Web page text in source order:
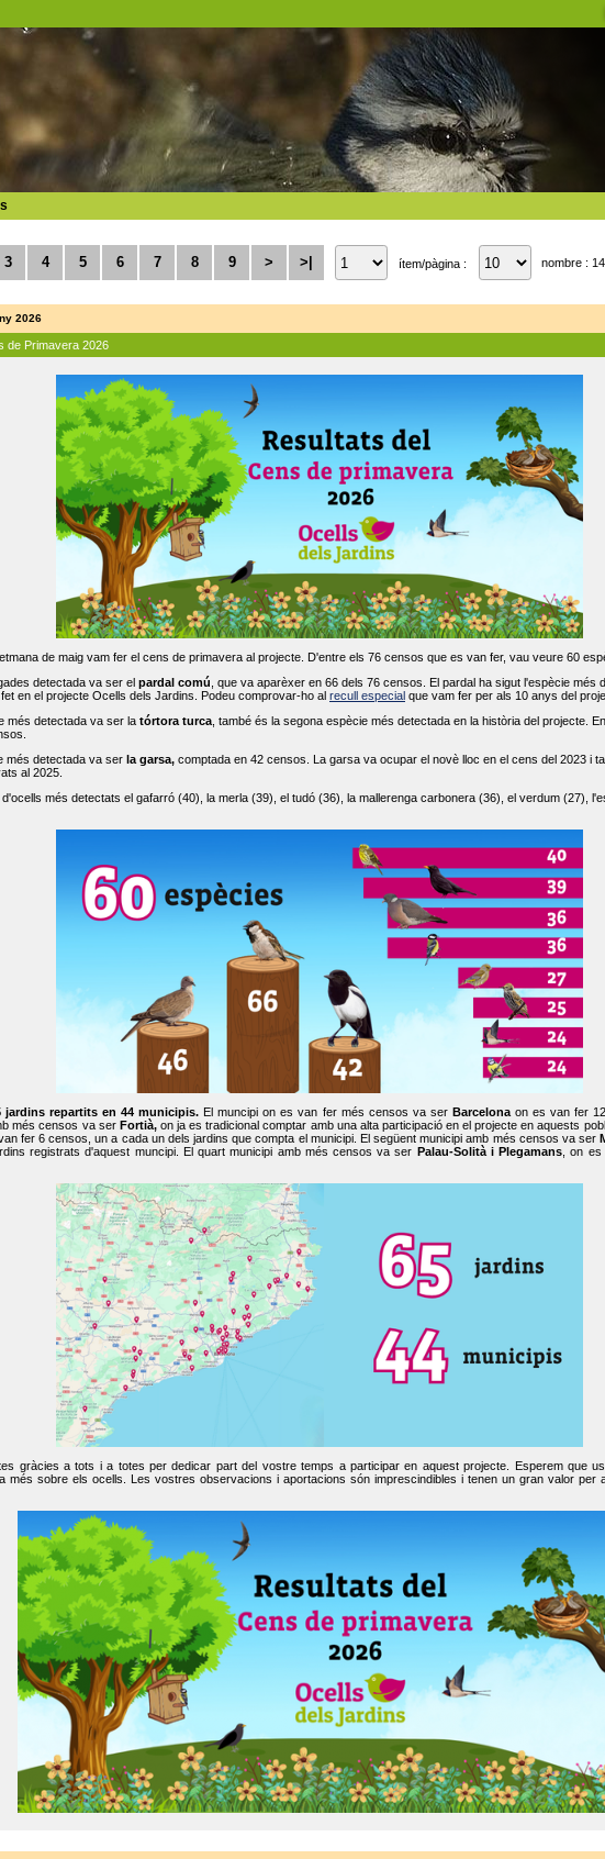
3 4 5 6 7 8 9 > >| ítem/pàgina : nombre :
2026
de Primavera 2026
de maig vam fer el cens de primavera al projecte. D'entre els 76 censos que es van fer, vau veure 60
detectada va ser el pardal comú , que va aparèxer en 66 dels 76 censos. El pardal ha sigut l'espècie més
en el projecte Ocells dels Jardins. Podeu comprovar-ho al recull especial que vam fer per als 10 anys del
més detectada va ser la tórtora turca , també és la segona espècie més detectada en la història del projecte.
més detectada va ser la garsa, comptada en 42 censos. La garsa va ocupar el novè lloc en el cens del 2023 i
al 2025.
d'ocells més detectats el gafarró (40), la merla (39), el tudó (36), la mallerenga carbonera (36), el verdum (27),
jardins repartits en 44 municipis. El muncipi on es van fer més censos va ser Barcelonaon es van fer
més censos va ser Fortià, on ja es tradicional comptar amb una alta participació en el projecte en aquests
fer 6 censos, un a cada un dels jardins que compta el municipi. El següent municipi amb més censos va ser
registrats d'aquest muncipi. El quart municipi amb més censos va ser Palau-Solità i Plegamans , on
gràcies a tots i a totes per dedicar part del vostre temps a participar en aquest projecte. Esperem que
més sobre els ocells. Les vostres observacions i aportacions són imprescindibles i tenen un gran valor per